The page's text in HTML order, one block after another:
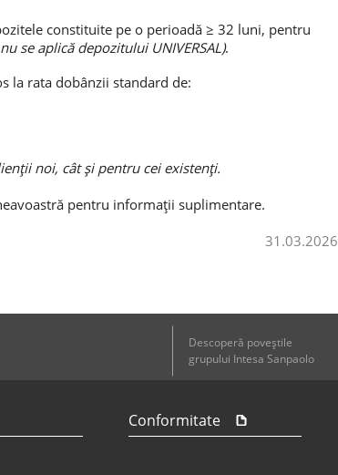
constituite pe o perioadă ≥ 32 luni, pentru
se aplică depozitului UNIVERSAL).
la rata dobânzii standard de:
noi, cât și pentru cei existenți.
pentru informații suplimentare.
31.03.2026
Descoperă poveştile
grupului Intesa Sanpaolo
Conformitate